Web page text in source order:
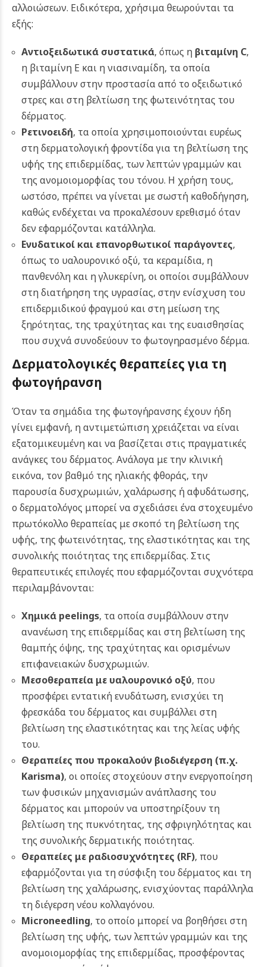
αλλοιώσεων. Ειδικότερα, χρήσιμα θεωρούνται τα
εξής:
Αντιοξειδωτικά συστατικά, όπως η βιταμίνη C,
η βιταμίνη E και η νιασιναμίδη, τα οποία
συμβάλλουν στην προστασία από το οξειδωτικό
στρες και στη βελτίωση της φωτεινότητας του
δέρματος.
Ρετινοειδή, τα οποία χρησιμοποιούνται ευρέως
στη δερματολογική φροντίδα για τη βελτίωση της
υφής της επιδερμίδας, των λεπτών γραμμών και
της ανομοιομορφίας του τόνου. Η χρήση τους,
ωστόσο, πρέπει να γίνεται με σωστή καθοδήγηση,
καθώς ενδέχεται να προκαλέσουν ερεθισμό όταν
δεν εφαρμόζονται κατάλληλα.
Ενυδατικοί και επανορθωτικοί παράγοντες,
όπως το υαλουρονικό οξύ, τα κεραμίδια, η
πανθενόλη και η γλυκερίνη, οι οποίοι συμβάλλουν
στη διατήρηση της υγρασίας, στην ενίσχυση του
επιδερμιδικού φραγμού και στη μείωση της
ξηρότητας, της τραχύτητας και της ευαισθησίας
που συχνά συνοδεύουν το φωτογηρασμένο δέρμα.
Δερματολογικές θεραπείες για τη
φωτογήρανση
Όταν τα σημάδια της φωτογήρανσης έχουν ήδη
γίνει εμφανή, η αντιμετώπιση χρειάζεται να είναι
εξατομικευμένη και να βασίζεται στις πραγματικές
ανάγκες του δέρματος. Ανάλογα με την κλινική
εικόνα, τον βαθμό της ηλιακής φθοράς, την
παρουσία δυσχρωμιών, χαλάρωσης ή αφυδάτωσης,
ο δερματολόγος μπορεί να σχεδιάσει ένα στοχευμένο
πρωτόκολλο θεραπείας με σκοπό τη βελτίωση της
υφής, της φωτεινότητας, της ελαστικότητας και της
συνολικής ποιότητας της επιδερμίδας. Στις
θεραπευτικές επιλογές που εφαρμόζονται συχνότερα
περιλαμβάνονται:
Χημικά peelings, τα οποία συμβάλλουν στην
ανανέωση της επιδερμίδας και στη βελτίωση της
θαμπής όψης, της τραχύτητας και ορισμένων
επιφανειακών δυσχρωμιών.
Μεσοθεραπεία με υαλουρονικό οξύ, που
προσφέρει εντατική ενυδάτωση, ενισχύει τη
φρεσκάδα του δέρματος και συμβάλλει στη
βελτίωση της ελαστικότητας και της λείας υφής
του.
Θεραπείες που προκαλούν βιοδιέγερση (π.χ.
Karisma), οι οποίες στοχεύουν στην ενεργοποίηση
των φυσικών μηχανισμών ανάπλασης του
δέρματος και μπορούν να υποστηρίξουν τη
βελτίωση της πυκνότητας, της σφριγηλότητας και
της συνολικής δερματικής ποιότητας.
Θεραπείες με ραδιοσυχνότητες (RF), που
εφαρμόζονται για τη σύσφιξη του δέρματος και τη
βελτίωση της χαλάρωσης, ενισχύοντας παράλληλα
τη διέγερση νέου κολλαγόνου.
Microneedling, το οποίο μπορεί να βοηθήσει στη
βελτίωση της υφής, των λεπτών γραμμών και της
ανομοιομορφίας της επιδερμίδας, προσφέροντας